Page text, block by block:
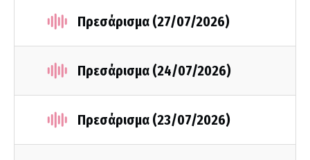
Πρεσάρισμα (27/07/2026)
Πρεσάρισμα (24/07/2026)
Πρεσάρισμα (23/07/2026)